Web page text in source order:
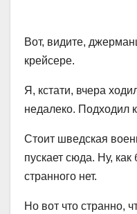
Вот, видите,
крейсере.
Я, кстати, вчера
недалеко. Подходил
Стоит шведская
пускает сюда. Ну,
странного нет.
Но вот что странно,